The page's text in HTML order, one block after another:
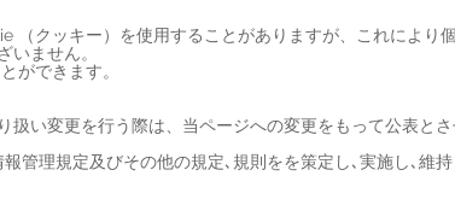
（クッキー）を使用することがありますが、これにより
ません。
ができます。
い変更を行う際は、当ページへの変更をもって公表と
管理規定及びその他の規定､規則をを策定し､実施し､維持